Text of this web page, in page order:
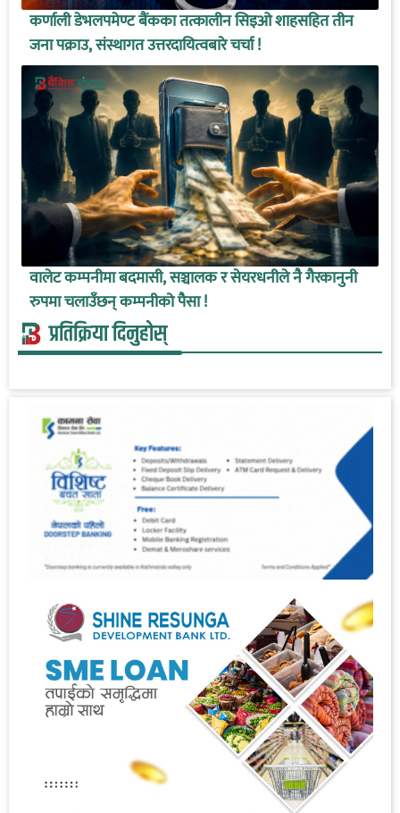
कर्णाली डेभलपमेण्ट बैंकका तत्कालीन सिइओ शाहसहित तीन
जना पक्राउ, संस्थागत उत्तरदायित्वबारे चर्चा !
वालेट कम्पनीमा बदमासी, सञ्चालक र सेयरधनीले नै गैरकानुनी
रुपमा चलाउँछन् कम्पनीको पैसा !
प्रतिक्रिया दिनुहोस्